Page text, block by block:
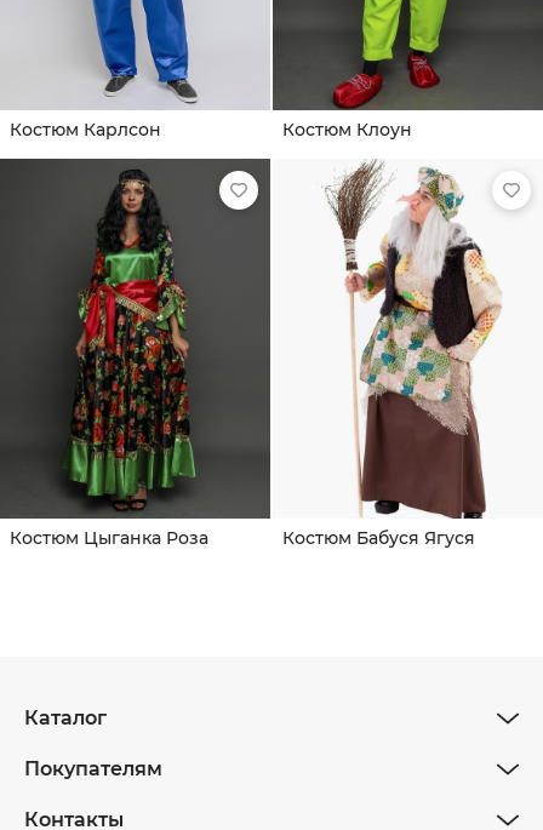
Костюм Карлсон Костюм Клоун
Костюм Цыганка Роза Костюм Бабуся Ягуся
Каталог
Покупателям
Контакты